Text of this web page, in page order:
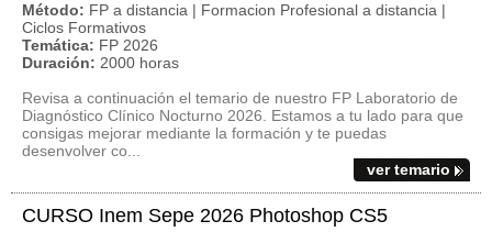
Método: FP a distancia | Formacion Profesional a distancia |
Ciclos Formativos
Temática: FP 2026
Duración: 2000 horas
Revisa a continuación el temario de nuestro FP Laboratorio de
Diagnóstico Clínico Nocturno 2026. Estamos a tu lado para que
consigas mejorar mediante la formación y te puedas
desenvolver co...
ver temario
CURSO Inem Sepe 2026 Photoshop CS5